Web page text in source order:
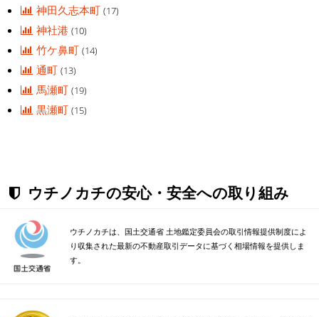
神田久志本町(17)
神社港(10)
竹ケ鼻町(14)
通町(13)
馬瀬町(19)
黒瀬町(15)
ウチノカチの安心・安全への取り組み
ウチノカチは、国土交通省 土地鑑定委員会の取引情報提供制度によ
り収集された最新の不動産取引データに基づく相場情報を提供しま
す。